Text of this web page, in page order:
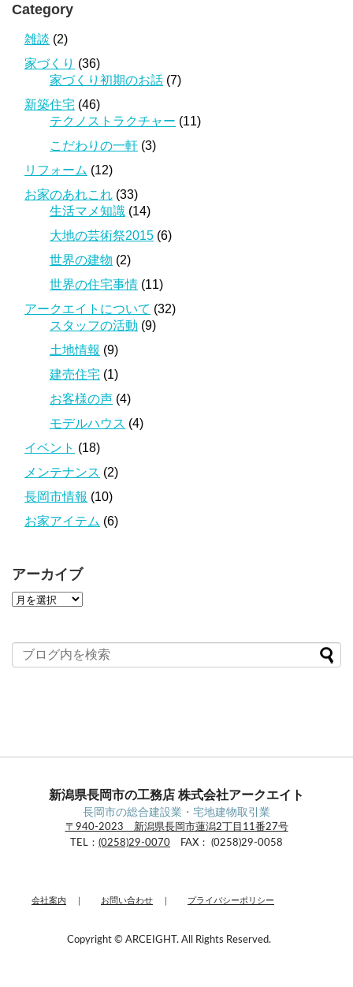
Category
雑談 (2)
家づくり (36)
家づくり初期のお話 (7)
新築住宅 (46)
テクノストラクチャー (11)
こだわりの一軒 (3)
リフォーム (12)
お家のあれこれ (33)
生活マメ知識 (14)
大地の芸術祭2015 (6)
世界の建物 (2)
世界の住宅事情 (11)
アークエイトについて (32)
スタッフの活動 (9)
土地情報 (9)
建売住宅 (1)
お客様の声 (4)
モデルハウス (4)
イベント (18)
メンテナンス (2)
長岡市情報 (10)
お家アイテム (6)
アーカイブ
ア
イ
ブ
新潟県長岡市の工務店 株式会社アークエイト
長岡市の総合建設業・宅地建物取引業
〒940-2023 新潟県長岡市蓮潟2丁目11番27号
TEL： (0258)29-0070 FAX： (0258)29-0058
会社案内 お問い合わせ プライバシーポリシー
Copyright © ARCEIGHT. All Rights Reserved.